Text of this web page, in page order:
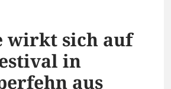
wirkt sich auf
in
aus